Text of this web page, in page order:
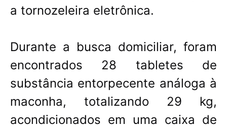
a tornozeleira eletrônica.
Durante a busca domiciliar, foram
encontrados 28 tabletes de
substância entorpecente análoga à
maconha, totalizando 29 kg,
acondicionados em uma caixa de